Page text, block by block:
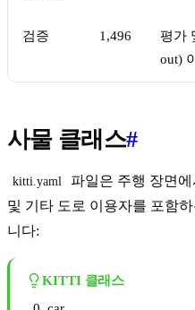
검증 1,496
평가
out)
사물 클래스#
kitti.yaml
파일은 주행 장면
및 기타 도로 이용자를 포함
니다:
KITTI 클래스